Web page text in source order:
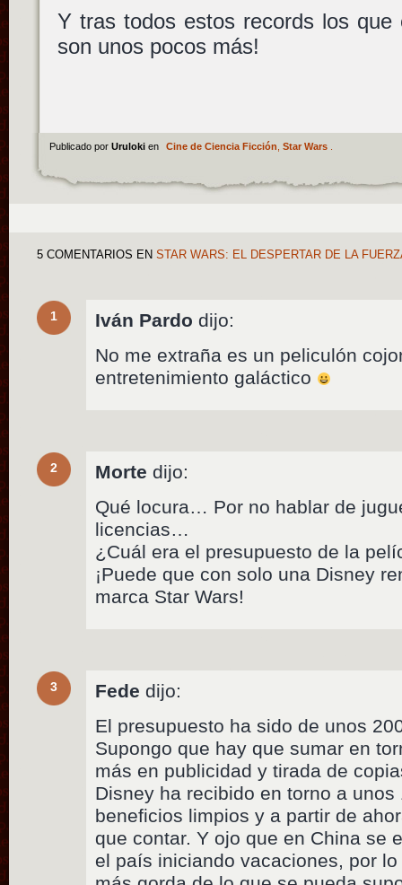
Y tras todos estos records los
son unos pocos más!
Publicado por Uruloki en Cine de Ciencia Ficción Star Wars.
5 COMENTARIOS EN STAR WARS: EL DESPERTAR DE LA
1 Iván Pardo dijo:
No me extraña es un peliculón
entretenimiento galáctico
2 Morte dijo:
Qué locura… Por no hablar de
licencias…
¿Cuál era el presupuesto de la
¡Puede que con solo una Disney
marca Star Wars!
3 Fede dijo:
El presupuesto ha sido de unos
Supongo que hay que sumar en
más en publicidad y tirada de
Disney ha recibido en torno a
beneficios limpios y a partir de
que contar. Y ojo que en China se
el país iniciando vacaciones, por